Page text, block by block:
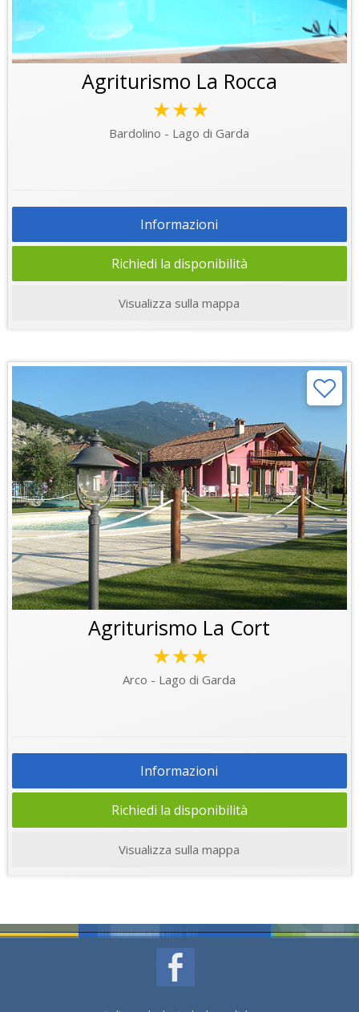
Agriturismo La Rocca
★★★
Bardolino - Lago di Garda
Informazioni
Richiedi la disponibilità
Visualizza sulla mappa
Agriturismo La Cort
★★★
Arco - Lago di Garda
Informazioni
Richiedi la disponibilità
Visualizza sulla mappa